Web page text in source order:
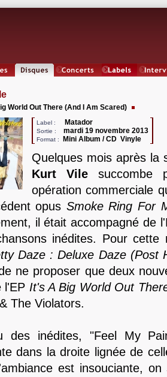
World Out There (And I Am Scared)
Label : Matador
Sortie : mardi 19 novembre 2013
Format : Mini Album / CD Vinyle
Quelques mois après la
Kurt Vilesuccombe
opération commerciale
opus Smoke Ring For
il était accompagné de
inédites. Pour
Daze : Deluxe Daze (Post
ne proposer que deux
l'EP It's A Big World Out
The Violators.
des inédites, "Feel My
dans la droite lignée de
est insouciante,